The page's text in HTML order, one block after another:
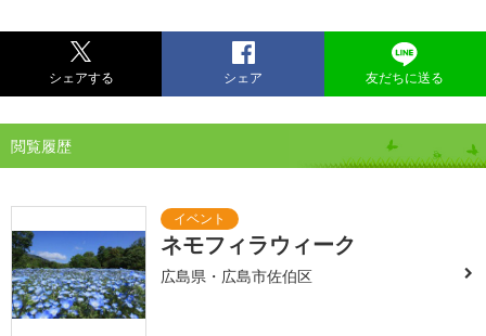
シェアする シェア 友だちに送る
閲覧履歴
ネモフィラウィーク
広島県・広島市佐伯区